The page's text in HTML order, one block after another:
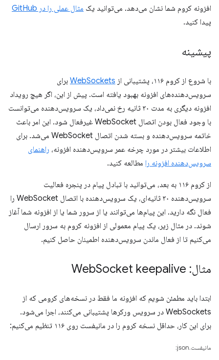
افزونه کروم شما نشان می‌دهد. می‌توانید یک مثال عملی را در GitHub
پیدا کنید.
پیشینه
با شروع از کروم ۱۱۶، پشتیبانی از WebSockets برای
سرویس‌دهنده‌های افزونه بهبود یافته است. پیش از این، اگر هیچ رویداد
افزونه دیگری به مدت ۳۰ ثانیه رخ نمی‌داد، یک سرویس‌دهنده می‌توانست
با وجود فعال بودن اتصال WebSocket غیرفعال شود. این امر باعث
خاتمه سرویس‌دهنده و بسته شدن اتصال WebSocket می‌شد. برای
اطلاعات بیشتر در مورد چرخه عمر سرویس‌دهنده افزونه، راهنمای
سرویس‌دهنده افزونه را مطالعه کنید.
از کروم ۱۱۶ به بعد، می‌توانید با تبادل پیام در پنجره فعالیت
سرویس‌دهنده ۳۰ ثانیه‌ای، یک سرویس‌دهنده با اتصال WebSocket را
فعال نگه دارید. این پیام‌ها می‌توانند یا از سرور شما یا از افزونه شما آغاز
شوند. در مثال زیر، یک پیام معمولی از افزونه کروم به سرور ارسال
می‌کنیم تا از فعال ماندن سرویس‌دهنده اطمینان حاصل کنیم.
مثال: Web Socket keepalive
ابتدا باید مطمئن شویم که افزونه ما فقط در نسخه‌های کرومی که از
WebSockets در سرویس ورکرها پشتیبانی می‌کنند، اجرا می‌شود.
برای این کار، حداقل نسخه کروم را در مانیفست روی ۱۱۶ تنظیم می‌کنیم:
مانیفست.json: